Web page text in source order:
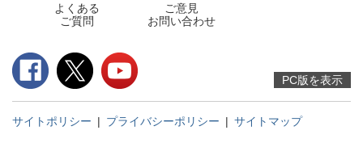
よくある
ご質問
ご意見
お問い合わせ
サイトポリシー | プライバシーポリシー | サイトマップ
PC版を表示